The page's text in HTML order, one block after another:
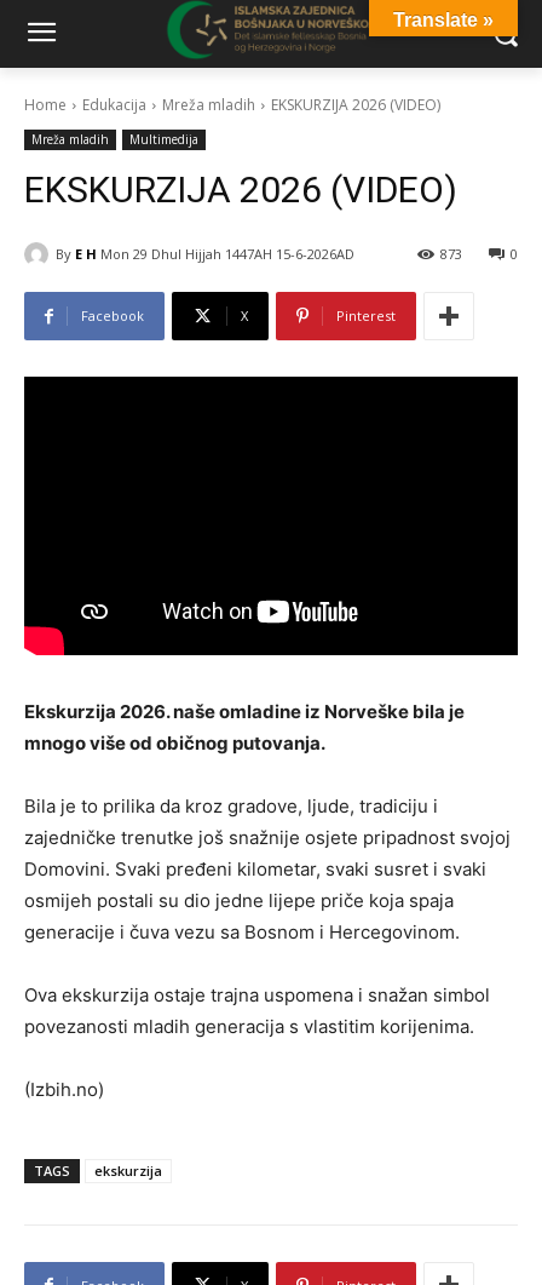
Home Edukacija Mreža mladih EKSKURZIJA 2026 (VIDEO)
Mreža mladih Multimedija
EKSKURZIJA 2026 (VIDEO)
By E H Mon 29 Dhul Hijjah 1447AH 15-6-2026AD 0
873
Facebook X Pinterest
Ekskurzija 2026. naše omladine iz Norveške bila je
mnogo više od običnog putovanja.
Bila je to prilika da kroz gradove, ljude, tradiciju i
zajedničke trenutke još snažnije osjete pripadnost svojoj
Domovini. Svaki pređeni kilometar, svaki susret i svaki
osmijeh postali su dio jedne lijepe priče koja spaja
generacije i čuva vezu sa Bosnom i Hercegovinom.
Ova ekskurzija ostaje trajna uspomena i snažan simbol
povezanosti mladih generacija s vlastitim korijenima.
(Izbih.no)
TAGS ekskurzija
Translate »